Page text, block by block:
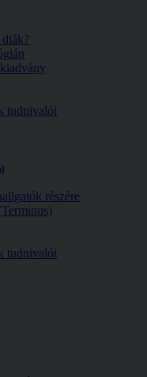
tudnivalói
részére
tudnivalói